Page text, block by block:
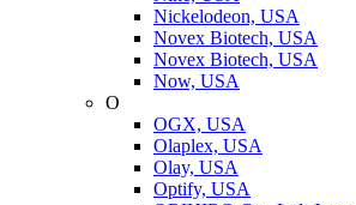
Niсkelodeon, USA
Novex Biotech, USA
Novex Biotech, USA
Now, USA
O
OGX, USA
Olaplex, USA
Olay, USA
Optify, USA